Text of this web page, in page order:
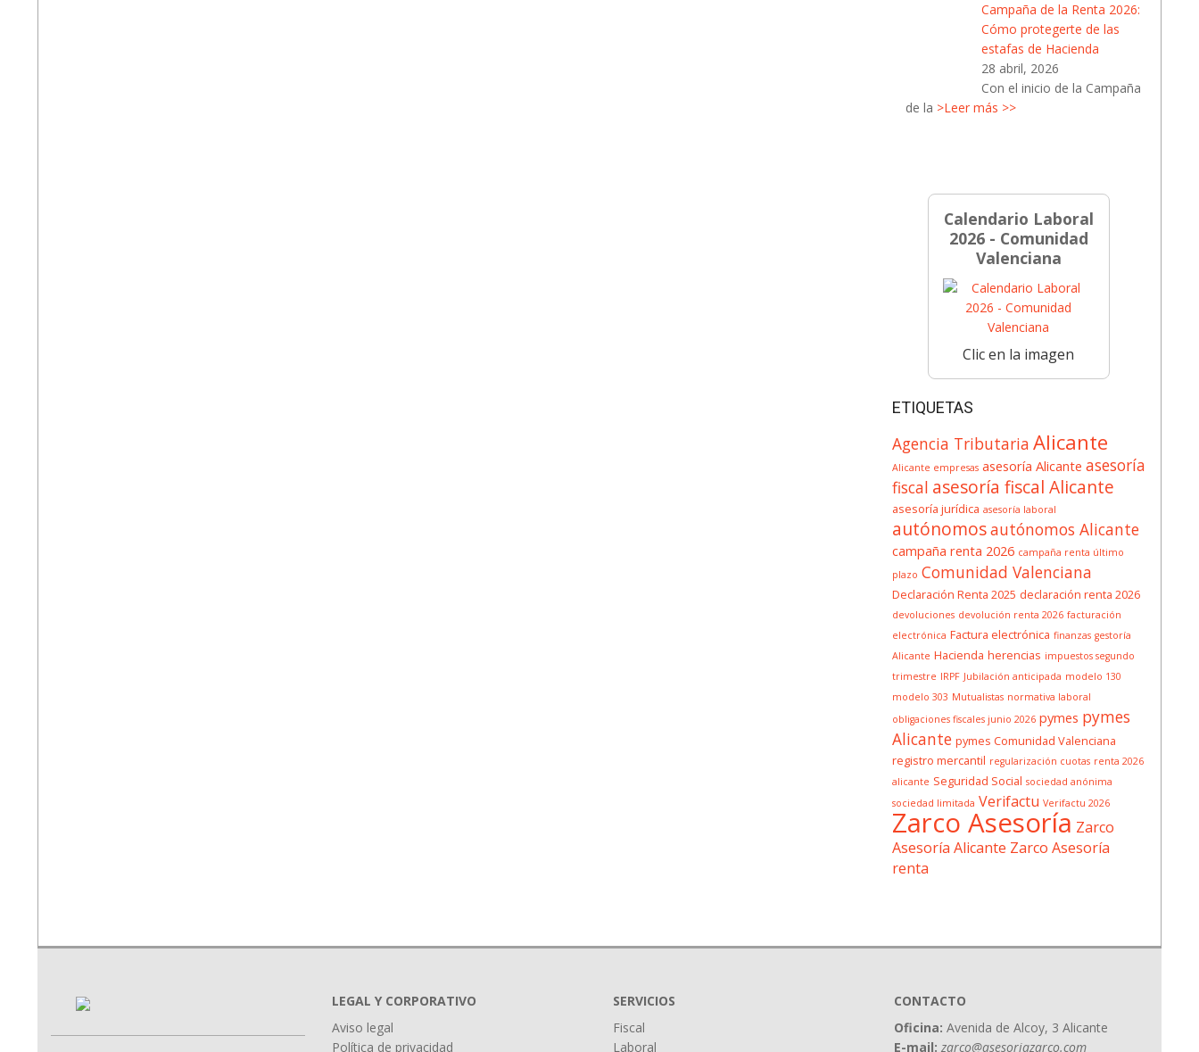
Campaña de la Renta 2026:
Cómo protegerte de las
estafas de Hacienda
28 abril, 2026
Con el inicio de la Campaña
de la >Leer más >>
Calendario Laboral
2026 - Comunidad
Valenciana
Clic en la imagen
ETIQUETAS
Agencia Tributaria Alicante
Alicante empresas asesoría Alicante asesoría
fiscal asesoría fiscal Alicante
asesoría jurídica asesoría laboral
autónomosautónomos Alicante
campaña renta 2026 campaña renta último
plazo Comunidad Valenciana
Declaración Renta 2025 declaración renta 2026
devoluciones devolución renta 2026 facturación
electrónica Factura electrónica finanzas gestoría
Alicante Hacienda herencias impuestos segundo
trimestre IRPF Jubilación anticipada modelo 130
modelo 303 Mutualistas normativa laboral
obligaciones fiscales junio 2026 pymes pymes
Alicante pymes Comunidad Valenciana
registro mercantil regularización cuotas renta 2026
alicante Seguridad Social sociedad anónima
sociedad limitada Verifactu Verifactu 2026
Zarco Asesoría Zarco
Asesoría Alicante Zarco Asesoría
renta
LEGAL Y CORPORATIVO
Aviso legal
Política de privacidad
SERVICIOS
Fiscal
Laboral
CONTACTO
Oficina: Avenida de Alcoy, 3 Alicante
E-mail: zarco@asesoriazarco.com